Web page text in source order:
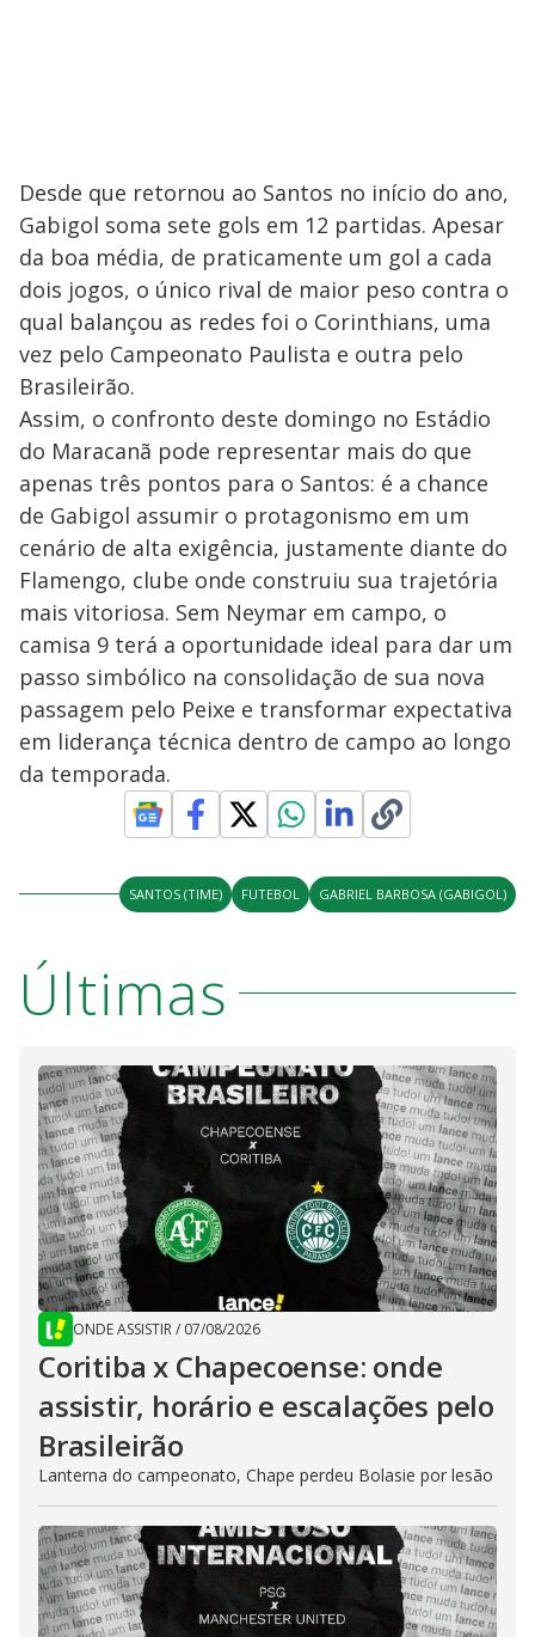
Desde que retornou ao Santos no início do ano,
Gabigol soma sete gols em 12 partidas. Apesar
da boa média, de praticamente um gol a cada
dois jogos, o único rival de maior peso contra o
qual balançou as redes foi o Corinthians, uma
vez pelo Campeonato Paulista e outra pelo
Brasileirão.
Assim, o confronto deste domingo no Estádio
do Maracanã pode representar mais do que
apenas três pontos para o Santos: é a chance
de Gabigol assumir o protagonismo em um
cenário de alta exigência, justamente diante do
Flamengo, clube onde construiu sua trajetória
mais vitoriosa. Sem Neymar em campo, o
camisa 9 terá a oportunidade ideal para dar um
passo simbólico na consolidação de sua nova
passagem pelo Peixe e transformar expectativa
em liderança técnica dentro de campo ao longo
da temporada.
SANTOS (TIME) FUTEBOL GABRIEL BARBOSA (GABIGOL)
Últimas
ONDE ASSISTIR/ 07/08/2026
Coritiba x Chapecoense: onde
assistir, horário e escalações pelo
Brasileirão
Lanterna do campeonato, Chape perdeu Bolasie por lesão